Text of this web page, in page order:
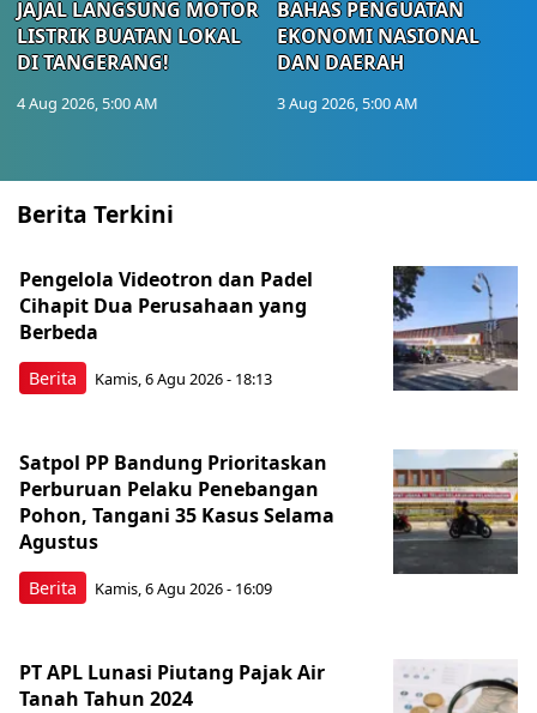
JAJAL LANGSUNG MOTOR
LISTRIK BUATAN LOKAL
DI TANGERANG!
4 Aug 2026, 5:00 AM
BAHAS PENGUATAN
EKONOMI NASIONAL
DAN DAERAH
3 Aug 2026, 5:00 AM
Berita Terkini
Berita
Pengelola Videotron dan Padel
Cihapit Dua Perusahaan yang
Berbeda
Kamis, 6 Agu 2026 - 18:13
Berita
Satpol PP Bandung Prioritaskan
Perburuan Pelaku Penebangan
Pohon, Tangani 35 Kasus Selama
Agustus
Kamis, 6 Agu 2026 - 16:09
PT APL Lunasi Piutang Pajak Air
Tanah Tahun 2024